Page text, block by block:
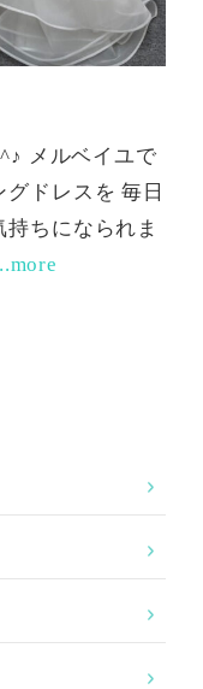
メルベイユで
ドレスを 毎日
ちになられま